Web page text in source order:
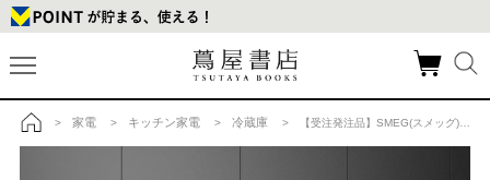
トップ
> 家電 > キッチン家電 > 冷蔵庫 > 【受注発注品】SMEG(スメッグ)冷蔵庫 FAB28(イエロー)の商品詳細